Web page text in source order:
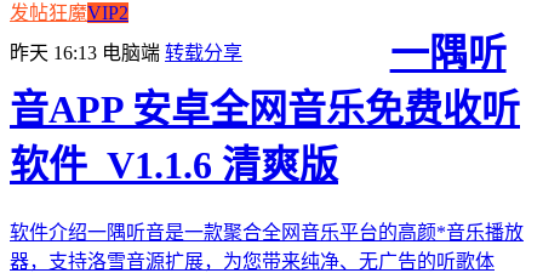
发帖狂魔VIP2
昨天 16:13 电脑端 转载分享
一隅听
音APP 安卓全网音乐免费收听
软件_V1.1.6 清爽版
软件介绍一隅听音是一款聚合全网音乐平台的高颜*音乐播放
器，支持洛雪音源扩展，为您带来纯净、无广告的听歌体